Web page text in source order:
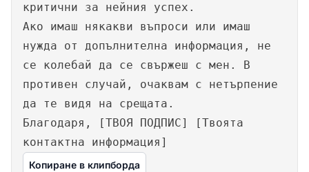
критични за нейния успех.
Ако имаш някакви въпроси или имаш
нужда от допълнителна информация, не
се колебай да се свържеш с мен. В
противен случай, очаквам с нетърпение
да те видя на срещата.
Благодаря, [ТВОЯ ПОДПИС] [Твоята
контактна информация]
Копиране в клипборда